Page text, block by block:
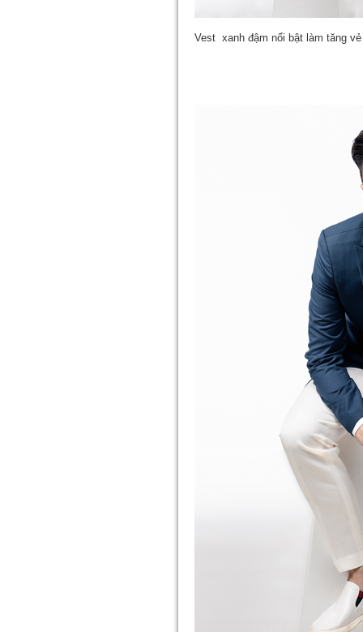
Vest xanh đậm nổi bật làm tăng